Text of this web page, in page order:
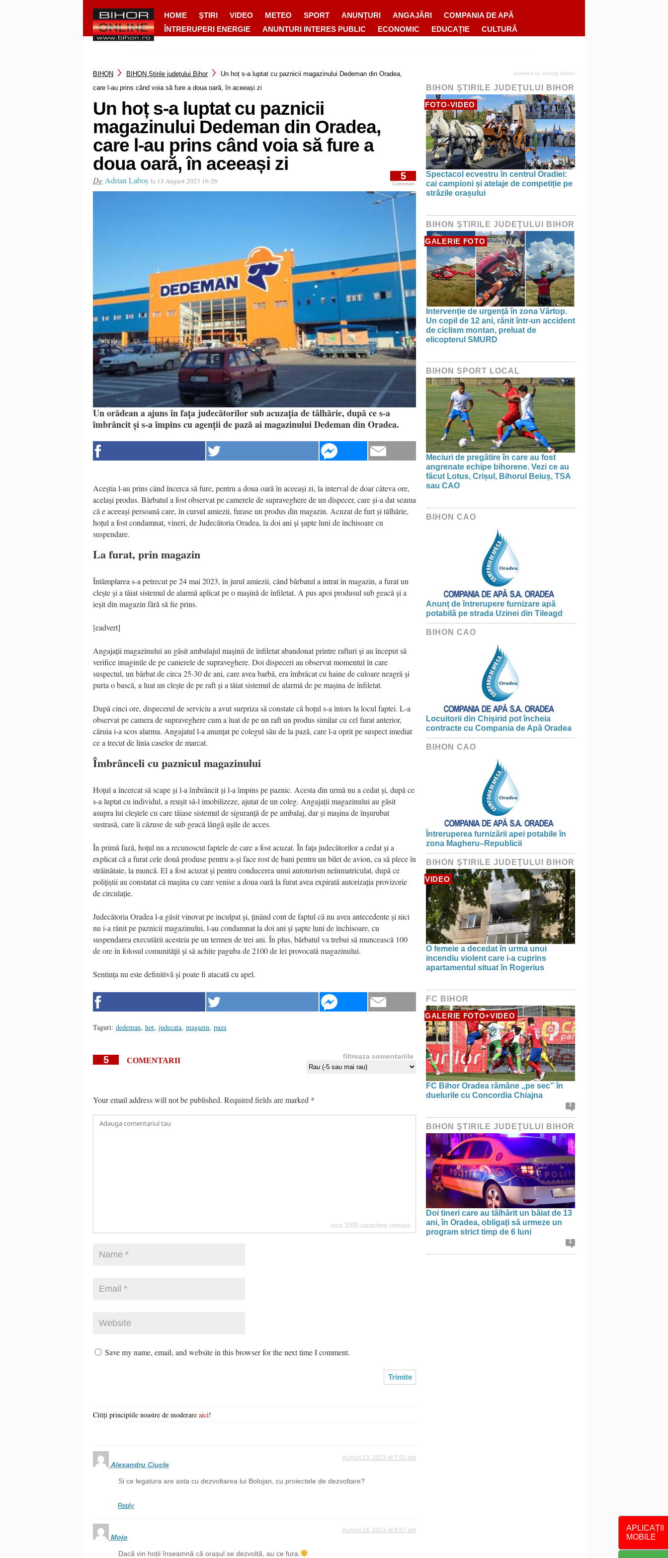
HOME ŞTIRI VIDEO METEO SPORT ANUNȚURI ANGAJĂRI
COMPANIA DE APĂ
ÎNTRERUPERI ENERGIE
ANUNTURI INTERES PUBLIC ECONOMIC EDUCAȚIE CULTURĂ
APLICAȚII
MOBILE
BIHON BIHON Ştirile judeţului Bihor
Un hoț s-a luptat cu paznicii magazinului Dedeman din Oradea,
care l-au prins când voia să fure a doua oară, în aceeași zi
Un hoț s-a luptat cu paznicii
magazinului Dedeman din Oradea,
care l-au prins când voia să fure a
doua oară, în aceeași zi
De Adrian Laboș la 13 August 2023 16:26 5
Comentarii
Un orădean a ajuns în fața judecătorilor sub acuzația de tâlhărie, după ce s-a
îmbrâncit și s-a împins cu agenții de pază ai magazinului Dedeman din Oradea.
Aceștia l-au prins când încerca să fure, pentru a doua oară în aceeași zi, la interval de doar câteva ore,
același produs. Bărbatul a fost observat pe camerele de supraveghere de un dispecer, care și-a dat seama
că e aceeași persoană care, în cursul amiezii, furase un produs din magazin. Acuzat de furt și tâlhărie,
hoțul a fost condamnat, vineri, de Judecătoria Oradea, la doi ani și șapte luni de închisoare cu
suspendare.
La furat, prin magazin
Întâmplarea s-a petrecut pe 24 mai 2023, în jurul amiezii, când bărbatul a intrat în magazin, a furat un
clește și a tăiat sistemul de alarmă aplicat pe o mașină de înfiletat. A pus apoi produsul sub geacă și a
ieșit din magazin fără să fie prins.
[eadvert]
Angajații magazinului au găsit ambalajul mașinii de înfiletat abandonat printre rafturi și au început să
verifice imaginile de pe camerele de supraveghere. Doi dispeceri au observat momentul în care
suspectul, un bărbat de circa 25-30 de ani, care avea barbă, era îmbrăcat cu haine de culoare neagră și
purta o bască, a luat un clește de pe raft și a tăiat sistemul de alarmă de pe mașina de înfiletat.
După cinci ore, dispecerul de serviciu a avut surpriza să constate că hoțul s-a întors la locul faptei. L-a
observat pe camera de supraveghere cum a luat de pe un raft un produs similar cu cel furat anterior,
căruia i-a scos alarma. Angajatul l-a anunțat pe colegul său de la pază, care l-a oprit pe suspect imediat
ce a trecut de linia caselor de marcat.
Îmbrânceli cu paznicul magazinului
Hoțul a încercat să scape și l-a îmbrâncit și l-a împins pe paznic. Acesta din urmă nu a cedat și, după ce
s-a luptat cu individul, a reușit să-l imobilizeze, ajutat de un coleg. Angajații magazinului au găsit
asupra lui cleștele cu care tăiase sistemul de siguranță de pe ambalaj, dar și mașina de înșurubat
sustrasă, care îi căzuse de sub geacă lângă ușile de acces.
În primă fază, hoțul nu a recunoscut faptele de care a fost acuzat. În fața judecătorilor a cedat și a
explicat că a furat cele două produse pentru a-și face rost de bani pentru un bilet de avion, ca să plece în
străinătate, la muncă. El a fost acuzat și pentru conducerea unui autoturism neînmatriculat, după ce
polițiștii au constatat că mașina cu care venise a doua oară la furat avea expirată autorizația provizorie
de circulație.
Judecătoria Oradea l-a găsit vinovat pe inculpat și, ținând cont de faptul că nu avea antecedente și nici
nu i-a rănit pe paznicii magazinului, l-au condamnat la doi ani și șapte luni de închisoare, cu
suspendarea executării acesteia pe un termen de trei ani. În plus, bărbatul va trebui să muncească 100
de ore în folosul comunității și să achite paguba de 2100 de lei provocată magazinului.
Sentința nu este definitivă și poate fi atacată cu apel.
Taguri: dedeman, hot, judecata, magazin, paza
5 COMENTARII filtreaza comentariile
Your email address will not be published. Required fields are marked *
inca 1000 caractere ramase
Save my name, email, and website in this browser for the next time I comment.
Citiți principiile noastre de moderare aici!
Alexandru Ciucle
August 13, 2023 at 7:52 pm
Si ce legatura are asta cu dezvoltarea lui Bolojan, cu proiectele de dezvoltare?
Reply
Mojo
August 14, 2023 at 9:57 am
Dacă vin hoții înseamnă că orașul se dezvoltă, au ce fura.
powered by Surfing Waves
BIHON ŞTIRILE JUDEŢULUI BIHOR
FOTO-VIDEO
Spectacol ecvestru în centrul Oradiei:
cai campioni și atelaje de competiție pe
străzile orașului
BIHON ŞTIRILE JUDEŢULUI BIHOR
GALERIE FOTO
Intervenție de urgență în zona Vârtop.
Un copil de 12 ani, rănit într-un accident
de ciclism montan, preluat de
elicopterul SMURD
BIHON SPORT LOCAL
Meciuri de pregătire în care au fost
angrenate echipe bihorene. Vezi ce au
făcut Lotus, Crișul, Bihorul Beiuș, TSA
sau CAO
BIHON CAO
Anunț de întrerupere furnizare apă
potabilă pe strada Uzinei din Tileagd
BIHON CAO
Locuitorii din Chișirid pot încheia
contracte cu Compania de Apă Oradea
BIHON CAO
Întreruperea furnizării apei potabile în
zona Magheru–Republicii
BIHON ŞTIRILE JUDEŢULUI BIHOR
VIDEO
O femeie a decedat în urma unui
incendiu violent care i-a cuprins
apartamentul situat în Rogerius
FC BIHOR
GALERIE FOTO+VIDEO
FC Bihor Oradea rămâne „pe sec” în
duelurile cu Concordia Chiajna
1
BIHON ŞTIRILE JUDEŢULUI BIHOR
Doi tineri care au tâlhărit un băiat de 13
ani, în Oradea, obligați să urmeze un
program strict timp de 6 luni
1